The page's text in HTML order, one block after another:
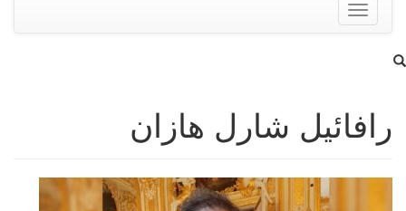
Toggle
navigation
رافائيل شارل هازان